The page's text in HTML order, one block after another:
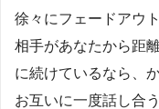
徐々にフェードアウ
相手があなたから距
に続けているなら、
お互いに一度話し合